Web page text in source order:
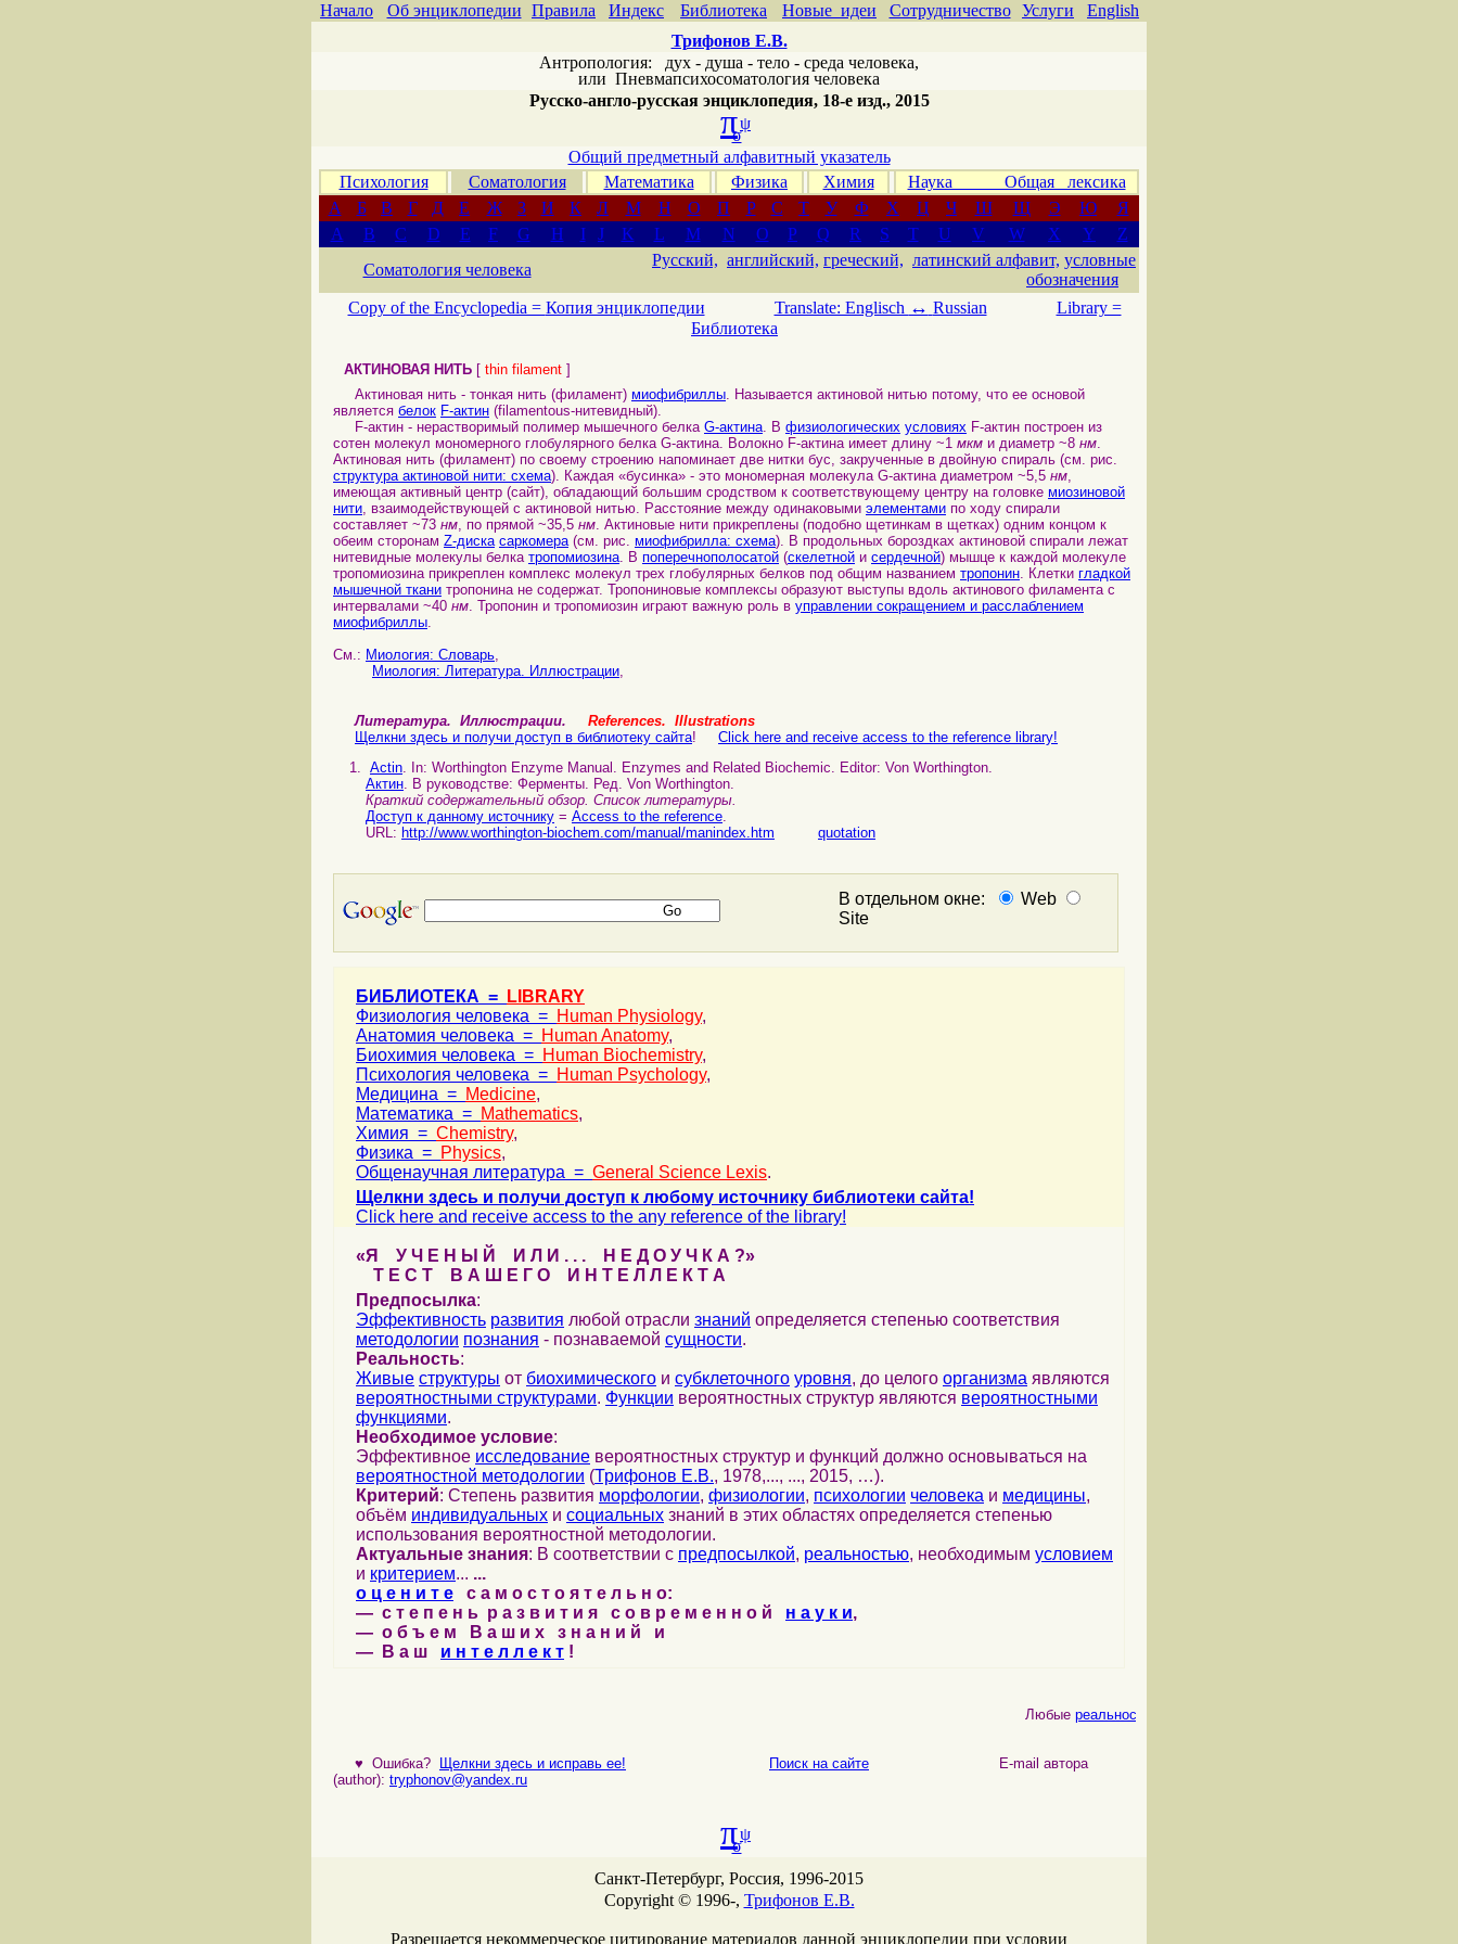
Начало Об энциклопедии Правила Индекс Библиотека Новые идеи Сотрудничество Услуги
English
Трифонов Е.В.
Антропология: дух - душа - тело - среда человека,
или Пневмапсихосоматология человека
Русско-англо-русская энциклопедия, 18-е изд., 2015
πψ
σ
Общий предметный алфавитный указатель
Психология
Соматология Математика Физика Химия
Наука Общая лексика
А
Б В Г Д Е Ж З И К Л М Н О П Р С Т У Ф Х Ц Ч Ш Щ Э Ю
Я
A
B C D E F G H I J K L M N O P Q R S T U V W X Y
Z
Соматология человека
Русский, английский, греческий, латинский алфавит, условные
обозначения
Copy of the Encyclopedia = Копия энциклопедии Translate: Englisch ↔ Russian
Library =
Библиотека
АКТИНОВАЯ НИТЬ [ thin filament ]
Актиновая нить - тонкая нить (филамент) миофибриллы. Называется актиновой нитью потому, что ее основой
является белок F-актин (filamentous-нитевидный).
F-актин - нерастворимый полимер мышечного белка G-актина. В физиологических условиях F-актин построен из
сотен молекул мономерного глобулярного белка G-актина. Волокно F-актина имеет длину ~1 мкм и диаметр ~8 нм.
Актиновая нить (филамент) по своему строению напоминает две нитки бус, закрученные в двойную спираль (см. рис.
структура актиновой нити: схема). Каждая «бусинка» - это мономерная молекула G-актина диаметром ~5,5 нм,
имеющая активный центр (сайт), обладающий большим сродством к соответствующему центру на головке миозиновой
нити, взаимодействующей с актиновой нитью. Расстояние между одинаковыми элементами по ходу спирали
составляет ~73 нм, по прямой ~35,5 нм. Актиновые нити прикреплены (подобно щетинкам в щетках) одним концом к
обеим сторонам Z-диска саркомера(см. рис. миофибрилла: схема). В продольных бороздках актиновой спирали лежат
нитевидные молекулы белка тропомиозина. В поперечнополосатой (скелетной и сердечной) мышце к каждой молекуле
тропомиозина прикреплен комплекс молекул трех глобулярных белков под общим названием тропонин. Клетки гладкой
мышечной ткани тропонина не содержат. Тропониновые комплексы образуют выступы вдоль актинового филамента с
интервалами ~40 нм. Тропонин и тропомиозин играют важную роль в управлении сокращением и расслаблением
миофибриллы.
См.: Миология: Словарь,
Миология: Литература. Иллюстрации,
Литература. Иллюстрации. References. Illustrations
Щелкни здесь и получи доступ в библиотеку сайта! Click here and receive access to the reference library!
Actin. In: Worthington Enzyme Manual. Enzymes and Related Biochemic. Editor: Von Worthington.
Актин. В руководстве: Ферменты. Ред. Von Worthington.
Краткий содержательный обзор. Список литературы.
Доступ к данному источнику = Access to the reference.
URL: http://www.worthington-biochem.com/manual/manindex.htm quotation
В отдельном окне:
Web
Site
БИБЛИОТЕКА =
LIBRARY
Физиология человека = Human Physiology,
Анатомия человека = Human Anatomy,
Биохимия человека = Human Biochemistry,
Психология человека = Human Psychology,
Медицина = Medicine,
Математика = Mathematics,
Химия = Chemistry,
Физика = Physics,
Общенаучная литература = General Science Lexis.
Щелкни здесь и получи доступ к любому источнику библиотеки сайта!
Click here and receive access to the any reference of the library!
«Я У Ч Е Н Ы Й И Л И . . . Н Е Д О У Ч К А ?»
Т Е С Т В А Ш Е Г О И Н Т Е Л Л Е К Т А
Предпосылка:
Эффективность развития любой отрасли знаний определяется степенью соответствия
методологии познания - познаваемой сущности.
Реальность:
Живые структуры от биохимического и субклеточного уровня, до целого организма являются
вероятностными структурами. Функции вероятностных структур являются вероятностными
функциями.
Необходимое условие:
Эффективное исследование вероятностных структур и функций должно основываться на
вероятностной методологии (Трифонов Е.В., 1978,..., ..., 2015, …).
Критерий: Степень развития морфологии, физиологии, психологии человека и медицины,
объём индивидуальных и социальных знаний в этих областях определяется степенью
использования вероятностной методологии.
Актуальные знания: В соответствии с предпосылкой, реальностью, необходимым условием
и критерием... ...
о ц е н и т е с а м о с т о я т е л ь н о:
— с т е п е н ь р а з в и т и я с о в р е м е н н о й н а у к и,
— о б ъ е м В а ш и х з н а н и й и
— В а ш и н т е л л е к т !
Любыереальности
♥ Ошибка? Щелкни здесь и исправь ее! Поиск на сайте E-mail автора
(author): tryphonov@yandex.ru
πψ
σ
Санкт-Петербург, Россия, 1996-2015
Copyright © 1996-, Трифонов Е.В.
Разрешается некоммерческое цитирование материалов данной энциклопедии при условии